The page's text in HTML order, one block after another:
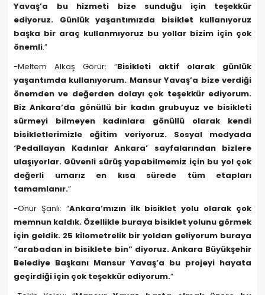
Yavaş’a bu hizmeti bize sunduğu için teşekkür
ediyoruz. Günlük yaşantımızda bisiklet kullanıyoruz
başka bir araç kullanmıyoruz bu yollar bizim için çok
önemli.”
-Meltem Alkaş Görür: “Bisikleti aktif olarak günlük
yaşantımda kullanıyorum. Mansur Yavaş’a bize verdiği
önemden ve değerden dolayı çok teşekkür ediyorum.
Biz Ankara’da gönüllü bir kadın grubuyuz ve bisikleti
sürmeyi bilmeyen kadınlara gönüllü olarak kendi
bisikletlerimizle eğitim veriyoruz. Sosyal medyada
‘Pedallayan Kadınlar Ankara’ sayfalarından bizlere
ulaşıyorlar. Güvenli sürüş yapabilmemiz için bu yol çok
değerli umarız en kısa sürede tüm etapları
tamamlanır.”
-Onur Şanlı: “Ankara’mızın ilk bisiklet yolu olarak çok
memnun kaldık. Özellikle buraya bisiklet yolunu görmek
için geldik. 25 kilometrelik bir yoldan geliyorum buraya
“arabadan in bisiklete bin” diyoruz. Ankara Büyükşehir
Belediye Başkanı Mansur Yavaş’a bu projeyi hayata
geçirdiği için çok teşekkür ediyorum.”